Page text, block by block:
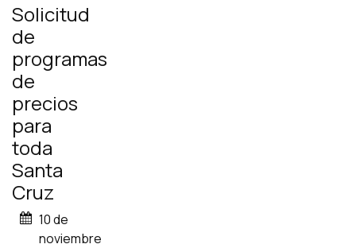
Solicitud
de
programas
de
precios
para
toda
Santa
Cruz
10 de
noviembre